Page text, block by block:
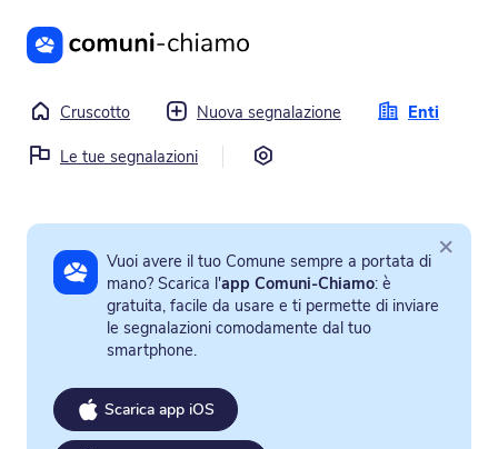
Vai al contenuto principale
Cruscotto Nuova segnalazione
Enti
Le tue segnalazioni
Vuoi avere il tuo Comune sempre a portata di
mano? Scarica l'app Comuni-Chiamo: è
gratuita, facile da usare e ti permette di inviare
le segnalazioni comodamente dal tuo
smartphone.
Scarica app iOS
×